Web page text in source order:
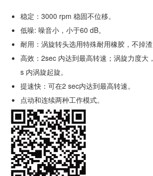
稳定：3000 rpm 稳固不位移。
低噪: 噪音小，小于60 dB。
耐用：涡旋转头选用特殊耐用橡胶，不掉渣
高效：2sec 内达到最高转速；涡旋力度大
s 内涡旋起旋。
提速快：可在2 sec内达到最高转速。
点动和连续两种工作模式。